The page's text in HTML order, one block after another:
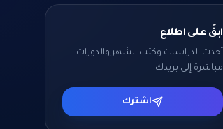
ابقَ على اطلاع
أحدث الدراسات وكتب الشهر والدورات —
مباشرة إلى بريدك.
اشترك